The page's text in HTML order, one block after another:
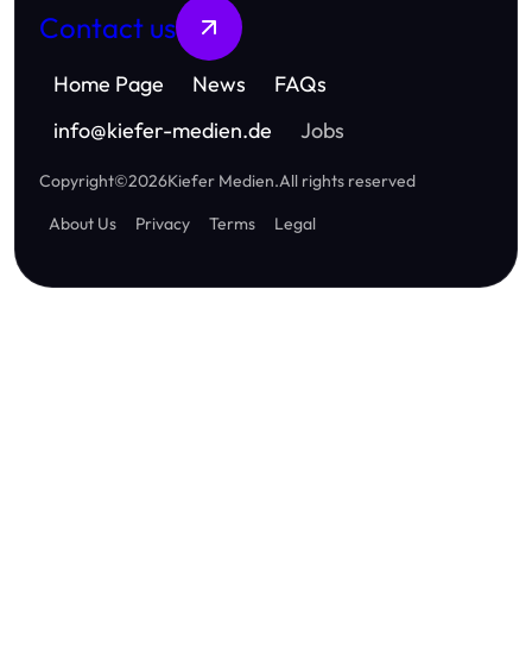
Contact us
Home Page News
FAQs
info@kiefer-medien.de Jobs
Copyright©2026Kiefer Medien.All rights reserved
About Us
Privacy Terms Legal